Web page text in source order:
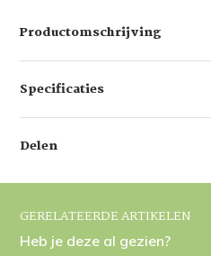
Productomschrijving
Specificaties
Delen
GERELATEERDE ARTIKELEN
Heb je deze al gezien?